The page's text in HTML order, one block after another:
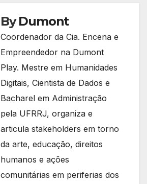
ByDumont
Coordenador da Cia. Encena e
Empreendedor na Dumont
Play. Mestre em Humanidades
Digitais, Cientista de Dados e
Bacharel em Administração
pela UFRRJ, organiza e
articula stakeholders em torno
da arte, educação, direitos
humanos e ações
comunitárias em periferias dos